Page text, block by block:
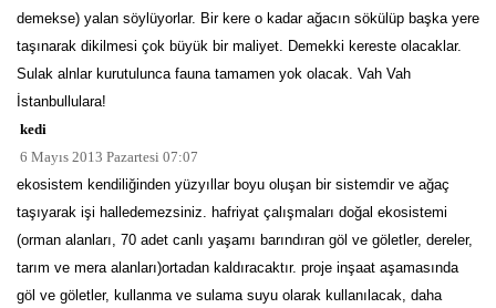
demekse) yalan söylüyorlar. Bir kere o kadar ağacın sökülüp başka yere
taşınarak dikilmesi çok büyük bir maliyet. Demekki kereste olacaklar.
Sulak alnlar kurutulunca fauna tamamen yok olacak. Vah Vah
İstanbullulara!
kedi
6 Mayıs 2013 Pazartesi 07:07
ekosistem kendiliğinden yüzyıllar boyu oluşan bir sistemdir ve ağaç
taşıyarak işi halledemezsiniz. hafriyat çalışmaları doğal ekosistemi
(orman alanları, 70 adet canlı yaşamı barındıran göl ve göletler, dereler,
tarım ve mera alanları)ortadan kaldıracaktır. proje inşaat aşamasında
göl ve göletler, kullanma ve sulama suyu olarak kullanılacak, daha